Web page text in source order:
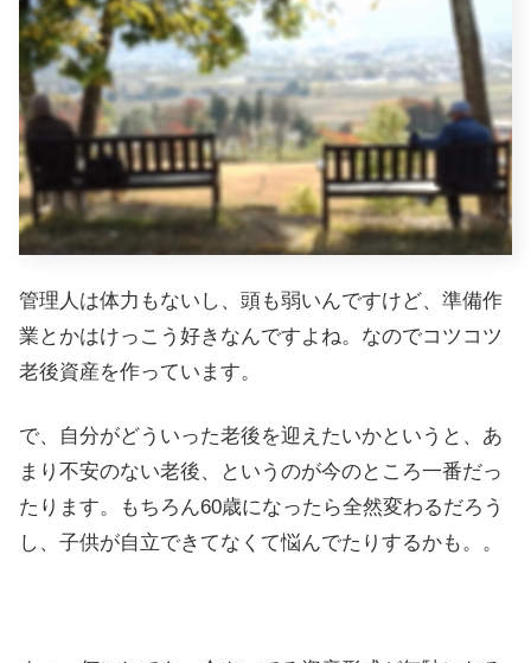
管理人は体力もないし、頭も弱いんですけど、準備作
業とかはけっこう好きなんですよね。なのでコツコツ
老後資産を作っています。
で、自分がどういった老後を迎えたいかというと、あ
まり不安のない老後、というのが今のところ一番だっ
たります。もちろん60歳になったら全然変わるだろう
し、子供が自立できてなくて悩んでたりするかも。。